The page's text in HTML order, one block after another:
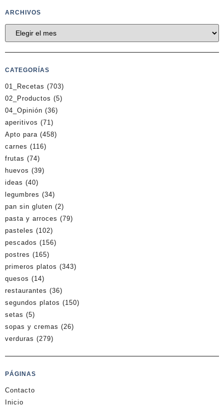
ARCHIVOS
CATEGORÍAS
01_Recetas (703)
02_Productos (5)
04_Opinión (36)
aperitivos (71)
Apto para (458)
carnes (116)
frutas (74)
huevos (39)
ideas (40)
legumbres (34)
pan sin gluten (2)
pasta y arroces (79)
pasteles (102)
pescados (156)
postres (165)
primeros platos (343)
quesos (14)
restaurantes (36)
segundos platos (150)
setas (5)
sopas y cremas (26)
verduras (279)
PÁGINAS
Contacto
Inicio